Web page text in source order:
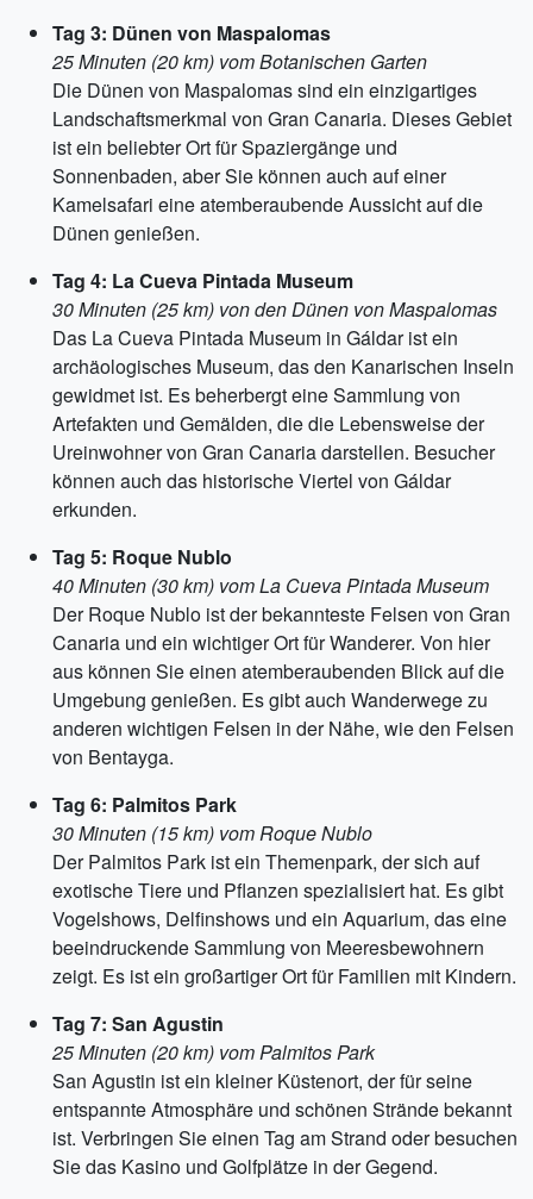
Tag 3: Dünen von Maspalomas
25 Minuten (20 km) vom Botanischen Garten
Die Dünen von Maspalomas sind ein einzigartiges
Landschaftsmerkmal von Gran Canaria. Dieses Gebiet
ist ein beliebter Ort für Spaziergänge und
Sonnenbaden, aber Sie können auch auf einer
Kamelsafari eine atemberaubende Aussicht auf die
Dünen genießen.
Tag 4: La Cueva Pintada Museum
30 Minuten (25 km) von den Dünen von Maspalomas
Das La Cueva Pintada Museum in Gáldar ist ein
archäologisches Museum, das den Kanarischen Inseln
gewidmet ist. Es beherbergt eine Sammlung von
Artefakten und Gemälden, die die Lebensweise der
Ureinwohner von Gran Canaria darstellen. Besucher
können auch das historische Viertel von Gáldar
erkunden.
Tag 5: Roque Nublo
40 Minuten (30 km) vom La Cueva Pintada Museum
Der Roque Nublo ist der bekannteste Felsen von Gran
Canaria und ein wichtiger Ort für Wanderer. Von hier
aus können Sie einen atemberaubenden Blick auf die
Umgebung genießen. Es gibt auch Wanderwege zu
anderen wichtigen Felsen in der Nähe, wie den Felsen
von Bentayga.
Tag 6: Palmitos Park
30 Minuten (15 km) vom Roque Nublo
Der Palmitos Park ist ein Themenpark, der sich auf
exotische Tiere und Pflanzen spezialisiert hat. Es gibt
Vogelshows, Delfinshows und ein Aquarium, das eine
beeindruckende Sammlung von Meeresbewohnern
zeigt. Es ist ein großartiger Ort für Familien mit Kindern.
Tag 7: San Agustin
25 Minuten (20 km) vom Palmitos Park
San Agustin ist ein kleiner Küstenort, der für seine
entspannte Atmosphäre und schönen Strände bekannt
ist. Verbringen Sie einen Tag am Strand oder besuchen
Sie das Kasino und Golfplätze in der Gegend.